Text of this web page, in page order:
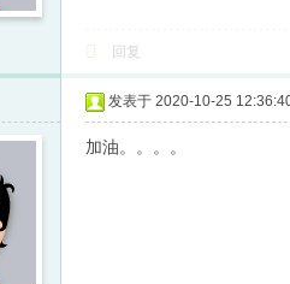
回复
发表于 2020-10-25
加油。。。。